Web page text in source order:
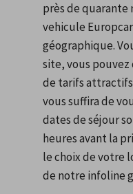
près de quarante
vehicule
géographique.
site, vous
de tarifs
vous suffira de
dates de séjour
heures avant la
le choix de votre
de notre infoline